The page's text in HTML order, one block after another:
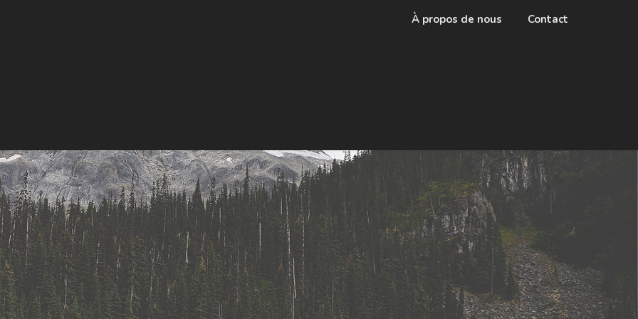
À propos de nous Contact